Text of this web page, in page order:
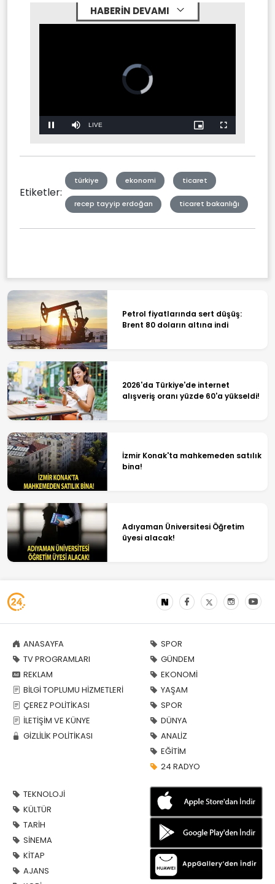
HABERİN DEVAMI
Video
Player
is
loading.
Pause Mute Stream
LIVE
Picture-
in-
Fullscreen
Etiketler:
türkiye ekonomi ticaret
recep tayyip erdoğan ticaret bakanlığı
Petrol fiyatlarında sert düşüş:
Brent 80 doların altına indi
2026'da Türkiye'de internet
alışveriş oranı yüzde 60'a yükseldi!
İzmir Konak'ta mahkemeden satılık
bina!
Adıyaman Üniversitesi Öğretim
üyesi alacak!
ANASAYFA
TV PROGRAMLARI
REKLAM
BİLGİ TOPLUMU HİZMETLERİ
ÇEREZ POLİTİKASI
İLETİŞİM VE KÜNYE
GİZLİLİK POLİTİKASI
SPOR
GÜNDEM
EKONOMİ
YAŞAM
SPOR
DÜNYA
ANALİZ
EĞİTİM
24 RADYO
TEKNOLOJİ
KÜLTÜR
TARİH
SİNEMA
KİTAP
AJANS